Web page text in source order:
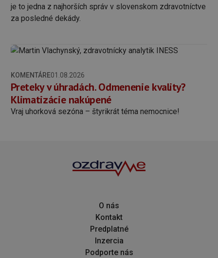
je to jedna z najhorších správ v slovenskom zdravotníctve
za posledné dekády.
KOMENTÁRE01.08.2026
Preteky v úhradách. Odmenenie kvality?
Klimatizácie nakúpené
Vraj uhorková sezóna – štyrikrát téma nemocnice!
O nás
Kontakt
Predplatné
Inzercia
Podporte nás